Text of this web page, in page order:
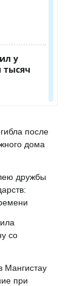
после
дома
дружбы
со
Мангистау
при